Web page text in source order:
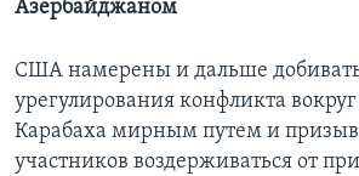
Азербайджаном
США намерены и дальше
урегулирования конфликта
Карабаха мирным путем и
участников воздерживаться от